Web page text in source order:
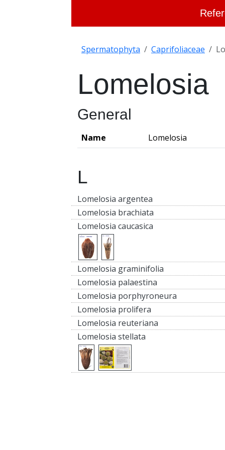
Spermatophyta Caprifoliaceae
Lomelosia
General
Name Lomelosia
L
Lomelosia argentea
Lomelosia brachiata
Lomelosia caucasica
Lomelosia graminifolia
Lomelosia palaestina
Lomelosia porphyroneura
Lomelosia prolifera
Lomelosia reuteriana
Lomelosia stellata